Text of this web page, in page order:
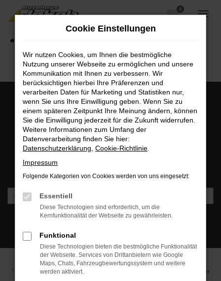
Zum
Hauptinhalt
0
MO - FR: 07:00 bis 18:00 Uhr | SA: 09:30 bis 12:00 Uhr
+49 3745 7817-0
Newsletteranmeldung
Bleiben Sie stets auf dem Laufenden und erhalten Sie
Benachrichtigungen direkt in Ihr Postfach.
1
Ehemaliger Neupreis (Unverbindliche Preisempfehlung des Herstellers am Tag der
Cookie Einstellungen
Wir nutzen Cookies, um Ihnen die bestmögliche
Nutzung unserer Webseite zu ermöglichen und unsere
Kommunikation mit Ihnen zu verbessern. Wir
berücksichtigen hierbei Ihre Präferenzen und
verarbeiten Daten für Marketing und Statistiken nur,
wenn Sie uns Ihre Einwilligung geben. Wenn Sie zu
einem späteren Zeitpunkt Ihre Meinung ändern, können
Sie die Einwilligung jederzeit für die Zukunft widerrufen.
Weitere Informationen zum Umfang der
Datenverarbeitung finden Sie hier:
Datenschutzerklärung Cookie-Richtlinie
Impressum
Folgende Kategorien von Cookies werden von uns eingesetzt:
Essentiell
Diese Technologien sind erforderlich, um die
Kernfunktionalität der Webseite zu gewährleisten.
Funktional
Diese Technologien bieten die bestmögliche Funktionalität
der Webseite. Services von Drittanbietern wie Google
Maps, Chats, Fahrzeugbewertungssystem und weitere
werden aktiviert.